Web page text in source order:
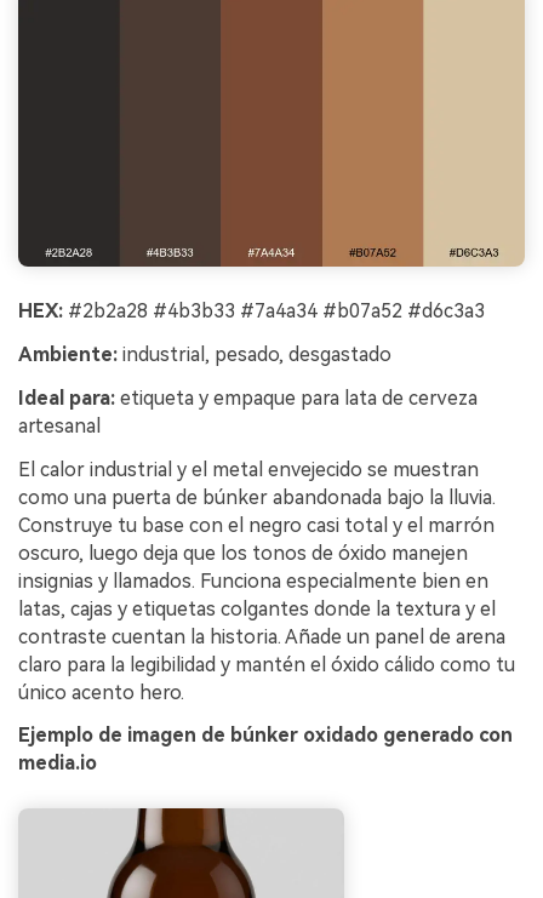
HEX: #2b2a28 #4b3b33 #7a4a34 #b07a52 #d6c3a3
Ambiente: industrial, pesado, desgastado
Ideal para: etiqueta y empaque para lata de cerveza
artesanal
El calor industrial y el metal envejecido se muestran
como una puerta de búnker abandonada bajo la lluvia.
Construye tu base con el negro casi total y el marrón
oscuro, luego deja que los tonos de óxido manejen
insignias y llamados. Funciona especialmente bien en
latas, cajas y etiquetas colgantes donde la textura y el
contraste cuentan la historia. Añade un panel de arena
claro para la legibilidad y mantén el óxido cálido como tu
único acento hero.
Ejemplo de imagen de búnker oxidado generado con
media.io